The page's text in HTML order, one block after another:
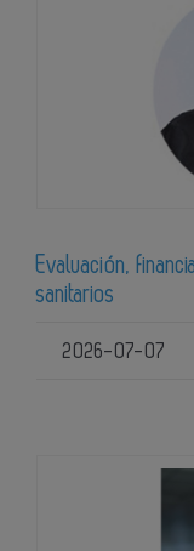
Evaluación,
sanitarios
2026-07-07